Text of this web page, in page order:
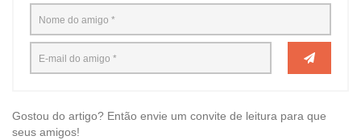
Gostou do artigo? Então envie um convite de leitura para que
seus amigos!